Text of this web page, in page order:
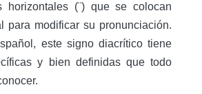
horizontales (¨) que se colocan
para modificar su pronunciación.
este signo diacrítico tiene
y bien definidas que todo